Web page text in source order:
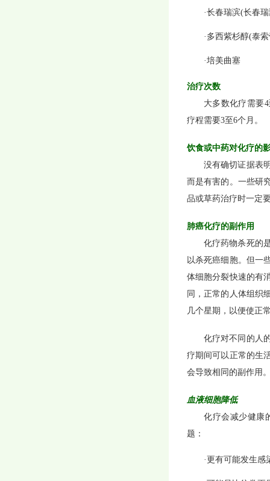
·长春瑞滨(长春
·多西紫杉醇(泰
·培美曲塞
治疗次数
大多数化疗需要
疗程需要3至6个月。
饮食或中药对化疗的
没有确切证据表
而是有害的。一些研
品或草药治疗时一定
肺癌化疗的副作用
化疗药物杀死的
以杀死癌细胞。但一
体细胞分裂快速的有
同，正常的人体组织
几个星期，以便使正
化疗对不同的人
疗期间可以正常的生
会导致相同的副作用
血液细胞降低
化疗会减少健康
题：
·更有可能发生感